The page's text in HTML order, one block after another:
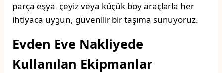
parça eşya, çeyiz veya küçük boy araçlarla her
ihtiyaca uygun, güvenilir bir taşıma sunuyoruz.
Evden Eve Nakliyede
Kullanılan Ekipmanlar